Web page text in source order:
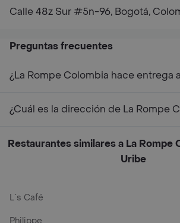
Calle 48z Sur #5n-96, Bogotá,
Preguntas frecuentes
¿La Rompe Colombia hace entrega
¿Cuál es la dirección de La Rompe
Restaurantes similares a La Rompe
Uribe
L´s Café